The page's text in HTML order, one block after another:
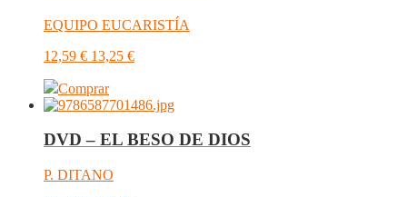
EQUIPO EUCARISTÍA
12,59 € 13,25 €
Comprar
DVD – EL BESO DE DIOS
P. DITANO